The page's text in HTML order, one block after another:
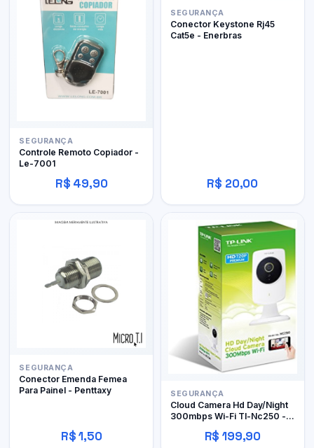
SEGURANÇA
Controle Remoto Copiador -
Le-7001
R$ 49,90
SEGURANÇA
Conector Keystone Rj45
Cat5e - Enerbras
R$ 20,00
SEGURANÇA
Conector Emenda Femea
Para Painel - Penttaxy
R$ 1,50
SEGURANÇA
Cloud Camera Hd Day/Night
300mbps Wi-Fi Tl-Nc250 -
R$ 199,90